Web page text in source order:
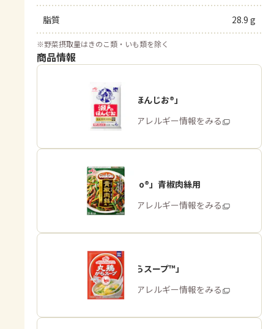
脂質 28.9 g
※野菜摂取量はきのこ類・いも類を除く
商品情報
「瀬戸のほんじお®」
商品・アレルギー情報をみる
「Cook Do®」青椒肉絲用
商品・アレルギー情報をみる
「丸鶏がらスープ™」
商品・アレルギー情報をみる